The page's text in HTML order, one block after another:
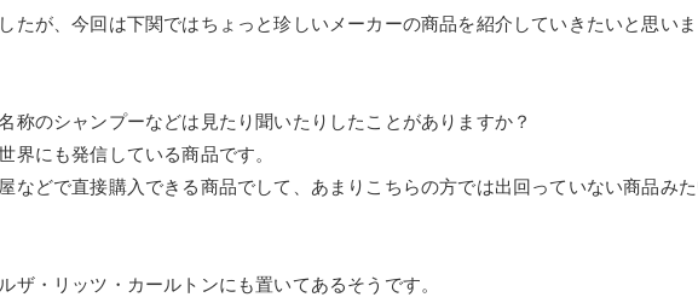
たが、今回は下関ではちょっと珍しいメーカーの商品を紹介していきたいと思いま
称のシャンプーなどは見たり聞いたりしたことがありますか？
界にも発信している商品です。
などで直接購入できる商品でして、あまりこちらの方では出回っていない商品み
ザ・リッツ・カールトンにも置いてあるそうです。